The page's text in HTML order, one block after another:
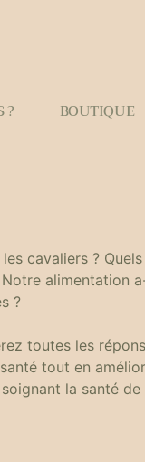
? BOUTIQUE
cavaliers ?
alimentation
?
toutes les
tout en
la santé